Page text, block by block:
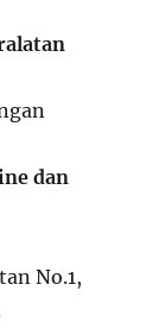
dan
No.1,